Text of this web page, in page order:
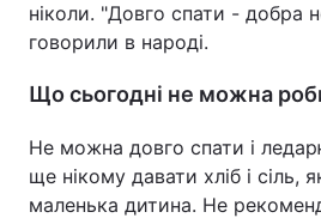
ніколи. "Довго спати - добра
говорили в народі.
Що сьогодні не можна
Не можна довго спати і
ще нікому давати хліб і сіль,
маленька дитина. Не